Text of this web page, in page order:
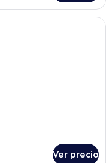
de hotel con dos
Ver precio